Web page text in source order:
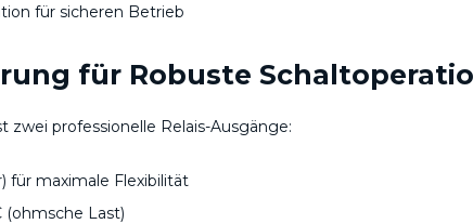
für sicheren Betrieb
für Robuste
zwei professionelle Relais-Ausgänge:
für maximale Flexibilität
(ohmsche Last)